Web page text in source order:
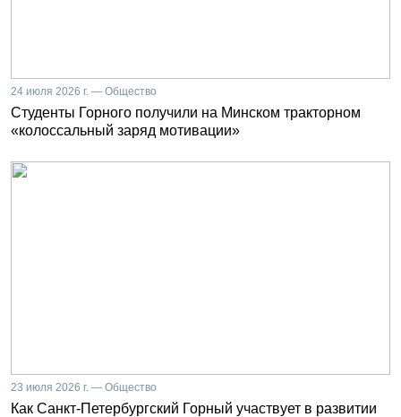
24 июля 2026 г. — Общество
Студенты Горного получили на Минском тракторном
«колоссальный заряд мотивации»
23 июля 2026 г. — Общество
Как Санкт-Петербургский Горный участвует в развитии